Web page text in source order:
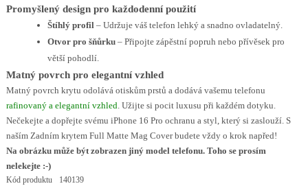
Promyšlený design pro každodenní použití
Štíhlý profil– Udržuje váš telefon lehký a snadno ovladatelný.
Otvor pro šňůrku– Připojte zápěstní popruh nebo přívěsek pro
větší pohodlí.
Matný povrch pro elegantní vzhled
Matný povrch krytu odolává otiskům prstů a dodává vašemu telefonu
rafinovaný a elegantní vzhled. Užijte si pocit luxusu při každém dotyku.
Nečekejte a dopřejte svému iPhone 16 Pro ochranu a styl, který si zaslouží. S
naším Zadním krytem Full Matte Mag Cover budete vždy o krok napřed!
Na obrázku může být zobrazen jiný model telefonu. Toho se prosím
nelekejte :-)
Kód produktu 140139